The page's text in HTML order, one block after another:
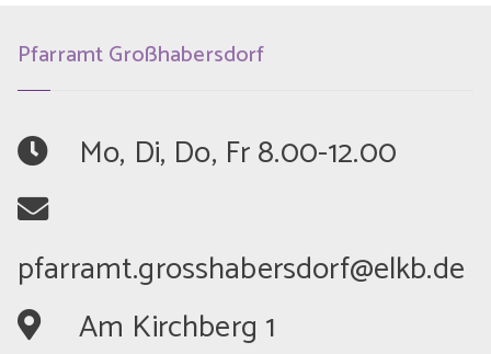
Pfarramt Großhabersdorf
	Mo, Di, Do, Fr 8.00-12.00
	Am Kirchberg 1